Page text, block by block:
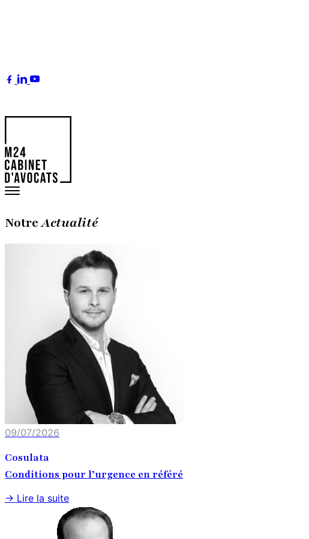
NotreActualité
09/07/2026
Cosulata
Conditions pour l’urgence en référé
→ Lire la suite